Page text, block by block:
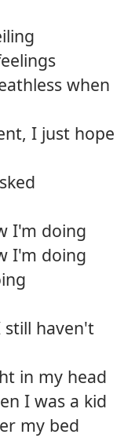
when
I just hope
I'm doing
I'm doing
haven't
in my head
I was a kid
my bed